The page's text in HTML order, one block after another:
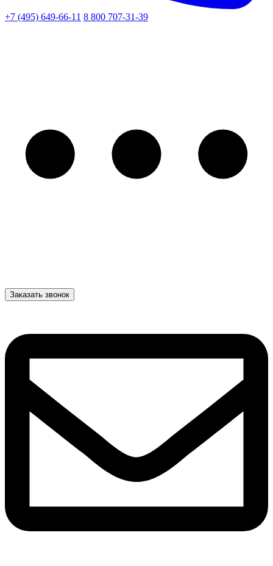
+7 (495) 649-66-11 8 800 707-31-39
Заказать звонок